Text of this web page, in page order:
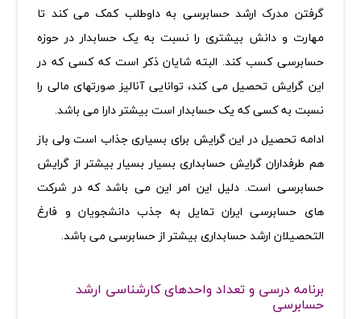
گرفتن مدرک ارشد حسابرسی به داوطلب کمک می کند تا
مهارت و دانش بیشتری را نسبت به یک حسابدار در حوزه
حسابرسی کسب کند. البته شایان ذکر است که کسی که در
این گرایش تحصیل می کند، توانایی آنالیز صورتهای مالی را
نسبت به کسی که یک حسابدار است بیشتر دارا می باشد.
ادامه تحصیل در این گرایش برای بسیاری جذاب است ولی باز
هم طرفداران گرایش حسابداری بسیار بسیار بیشتر از گرایش
حسابرسی است. دلیل این امر این می باشد که در شرکت
های حسابرسی ایران تمایل به جذب دانشجویان و فارغ
التحصیلان ارشد حسابداری بیشتر از حسابرسی می باشد.
برنامه درسی و تعداد واحدهای کارشناسی ارشد
حسابرسی